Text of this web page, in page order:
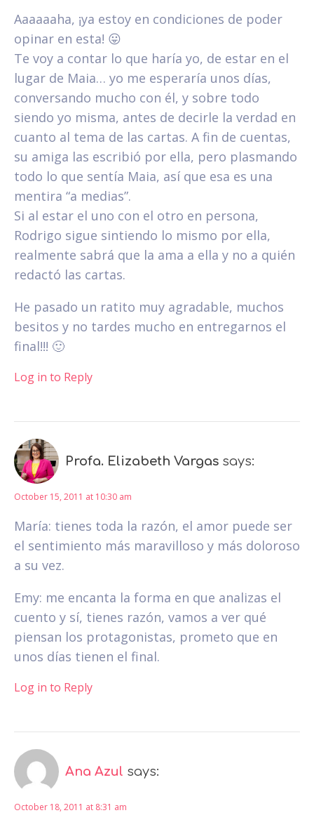
Aaaaaaha, ¡ya estoy en condiciones de poder
opinar en esta! 😛
Te voy a contar lo que haría yo, de estar en el
lugar de Maia… yo me esperaría unos días,
conversando mucho con él, y sobre todo
siendo yo misma, antes de decirle la verdad en
cuanto al tema de las cartas. A fin de cuentas,
su amiga las escribió por ella, pero plasmando
todo lo que sentía Maia, así que esa es una
mentira “a medias”.
Si al estar el uno con el otro en persona,
Rodrigo sigue sintiendo lo mismo por ella,
realmente sabrá que la ama a ella y no a quién
redactó las cartas.
He pasado un ratito muy agradable, muchos
besitos y no tardes mucho en entregarnos el
final!!! 🙂
Log in to Reply
Profa. Elizabeth Vargas says:
October 15, 2011 at 10:30 am
María: tienes toda la razón, el amor puede ser
el sentimiento más maravilloso y más doloroso
a su vez.
Emy: me encanta la forma en que analizas el
cuento y sí, tienes razón, vamos a ver qué
piensan los protagonistas, prometo que en
unos días tienen el final.
Log in to Reply
Ana Azul says:
October 18, 2011 at 8:31 am